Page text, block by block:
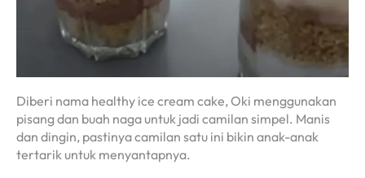
Diberi nama healthy ice cream cake, Oki menggunakan
pisang dan buah naga untuk jadi camilan simpel. Manis
dan dingin, pastinya camilan satu ini bikin anak-anak
tertarik untuk menyantapnya.